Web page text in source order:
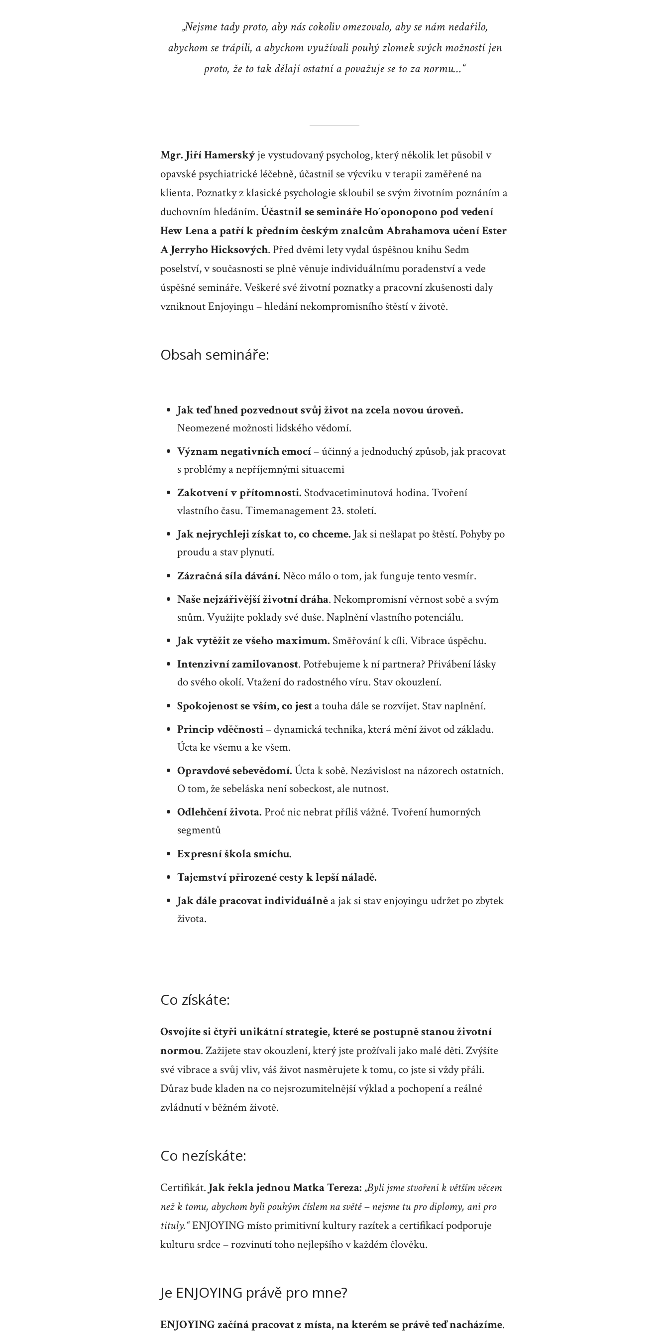
„Nejsme tady proto, aby nás cokoliv omezovalo, aby se nám nedařilo,
abychom se trápili, a abychom využívali pouhý zlomek svých možností jen
proto, že to tak dělají ostatní a považuje se to za normu…“
Mgr. Jiří Hamerskýje vystudovaný psycholog, který několik let působil v
opavské psychiatrické léčebně, účastnil se výcviku v terapii zaměřené na
klienta. Poznatky z klasické psychologie skloubil se svým životním poznáním a
duchovním hledáním. Účastnil se semináře Ho´oponopono pod vedení
Hew Lena a patří k předním českým znalcům Abrahamova učení Ester
A Jerryho Hicksových. Před dvěmi lety vydal úspěšnou knihu Sedm
poselství, v současnosti se plně věnuje individuálnímu poradenství a vede
úspěšné semináře. Veškeré své životní poznatky a pracovní zkušenosti daly
vzniknoutEnjoyingu– hledání nekompromisního štěstí v životě.
Obsah semináře:
Jak teď hned pozvednout svůj život na zcela novou úroveň.
Neomezené možnosti lidského vědomí.
Význam negativních emocí– účinný a jednoduchý způsob, jak pracovat
s problémy a nepříjemnými situacemi
Zakotvení v přítomnosti. Stodvacetiminutová hodina. Tvoření
vlastního času. Timemanagement 23. století.
Jak nejrychleji získat to, co chceme. Jak si nešlapat po štěstí. Pohyby po
proudu a stav plynutí.
Zázračná síla dávání. Něco málo o tom, jak funguje tento vesmír.
Naše nejzářivější životní dráha. Nekompromisní věrnost sobě a svým
snům. Využijte poklady své duše. Naplnění vlastního potenciálu.
Jak vytěžit ze všeho maximum. Směřování k cíli. Vibrace úspěchu.
Intenzivní zamilovanost. Potřebujeme k ní partnera? Přivábení lásky
do svého okolí. Vtažení do radostného víru. Stav okouzlení.
Spokojenost se vším, co jesta touha dále se rozvíjet. Stav naplnění.
Princip vděčnosti– dynamická technika, která mění život od základu.
Úcta ke všemu a ke všem.
Opravdové sebevědomí. Úcta k sobě. Nezávislost na názorech ostatních.
O tom, že sebeláska není sobeckost, ale nutnost.
Odlehčení života. Proč nic nebrat příliš vážně. Tvoření humorných
segmentů
Expresní škola smíchu.
Tajemství přirozené cesty k lepší náladě.
Jak dále pracovat individuálněa jak si stav enjoyingu udržet po zbytek
života.
Co získáte:
Osvojíte si čtyři unikátní strategie, které se postupně stanou životní
normou. Zažijete stav okouzlení, který jste prožívali jako malé děti. Zvýšíte
své vibrace a svůj vliv, váš život nasměrujete k tomu, co jste si vždy přáli.
Důraz bude kladen na co nejsrozumitelnější výklad a pochopení a reálné
zvládnutí v běžném životě.
Co nezískáte:
Certifikát. Jak řekla jednou Matka Tereza: „Byli jsme stvořeni k větším věcem
než k tomu, abychom byli pouhým číslem na světě – nejsme tu pro diplomy, ani pro
tituly.“ENJOYING místo primitivní kultury razítek a certifikací podporuje
kulturu srdce – rozvinutí toho nejlepšího v každém člověku.
Je ENJOYING právě pro mne?
ENJOYING začíná pracovat z místa, na kterém se právě teď nacházíme.